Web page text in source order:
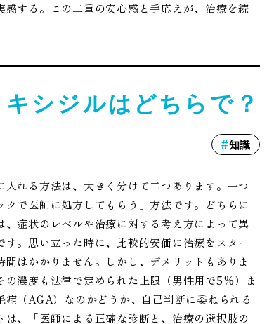
する。この二重の安心感と手応えが、治療を続
シジルはどちらで？
知識
れる方法は、大きく分けて二つあります。一つ
で医師に処方してもらう」方法です。どちらに
症状のレベルや治療に対する考え方によって異
。思い立った時に、比較的安価に治療をスター
はかかりません。しかし、デメリットもありま
濃度も法律で定められた上限（男性用で5%）ま
（AGA）なのかどうか、自己判断に委ねられる
、「医師による正確な診断と、治療の選択肢の